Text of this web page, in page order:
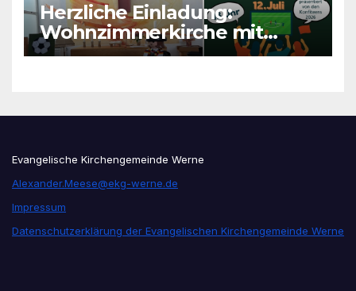
Herzliche Einladung:
Wohnzimmerkirche mit
unseren Konfis
Evangelische Kirchengemeinde Werne
Alexander.Meese@ekg-werne.de
Impressum
Datenschutzerklärung der Evangelischen Kirchengemeinde Werne